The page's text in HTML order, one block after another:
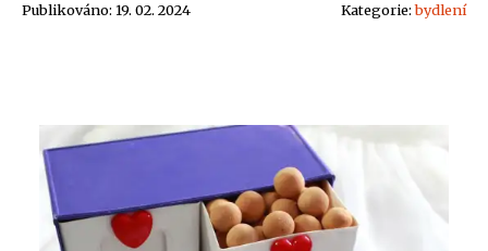
Publikováno: 19. 02. 2024 Kategorie:bydlení